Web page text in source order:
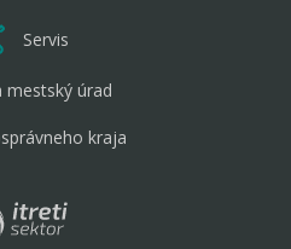
Servis
mestský úrad
kraja